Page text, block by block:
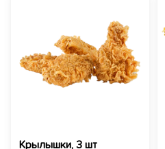
Крылышки, 3 шт